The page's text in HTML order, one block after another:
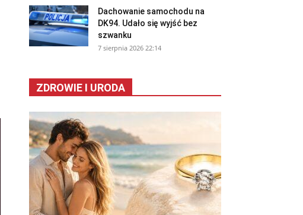
Dachowanie samochodu na
DK94. Udało się wyjść bez
szwanku
7 sierpnia 2026 22:14
ZDROWIE I URODA